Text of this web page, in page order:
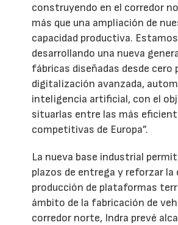
construyendo en el corredor
más que una ampliación de
capacidad productiva. Estamos
desarrollando una nueva
fábricas diseñadas desde cero
digitalización avanzada,
inteligencia artificial, con el
situarlas entre las más
competitivas de Europa”.
La nueva base industrial
plazos de entrega y reforzar la
producción de plataformas
ámbito de la fabricación de
corredor norte, Indra prevé